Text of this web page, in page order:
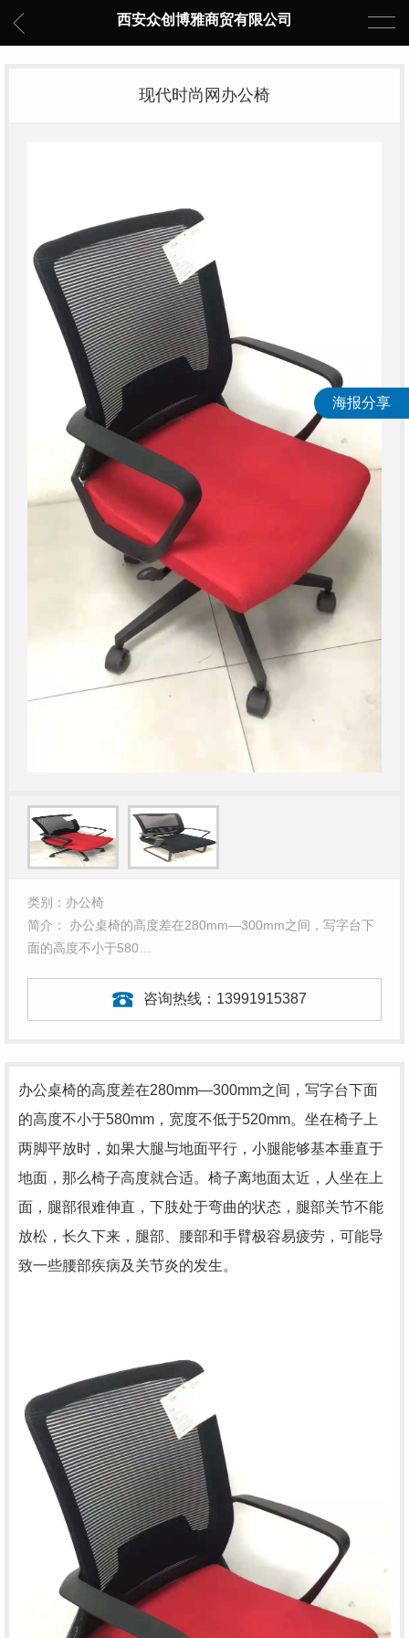
西安众创博雅商贸有限公司
现代时尚网办公椅
类别：办公椅
简介： 办公桌椅的高度差在280mm—300mm之间，写字台下
面的高度不小于580…
咨询热线： 13991915387
办公桌椅的高度差在280mm—300mm之间，写字台下面
的高度不小于580mm，宽度不低于520mm。坐在椅子上
两脚平放时，如果大腿与地面平行，小腿能够基本垂直于
地面，那么椅子高度就合适。椅子离地面太近，人坐在上
面，腿部很难伸直，下肢处于弯曲的状态，腿部关节不能
放松，长久下来，腿部、腰部和手臂极容易疲劳，可能导
致一些腰部疾病及关节炎的发生。
海报分享